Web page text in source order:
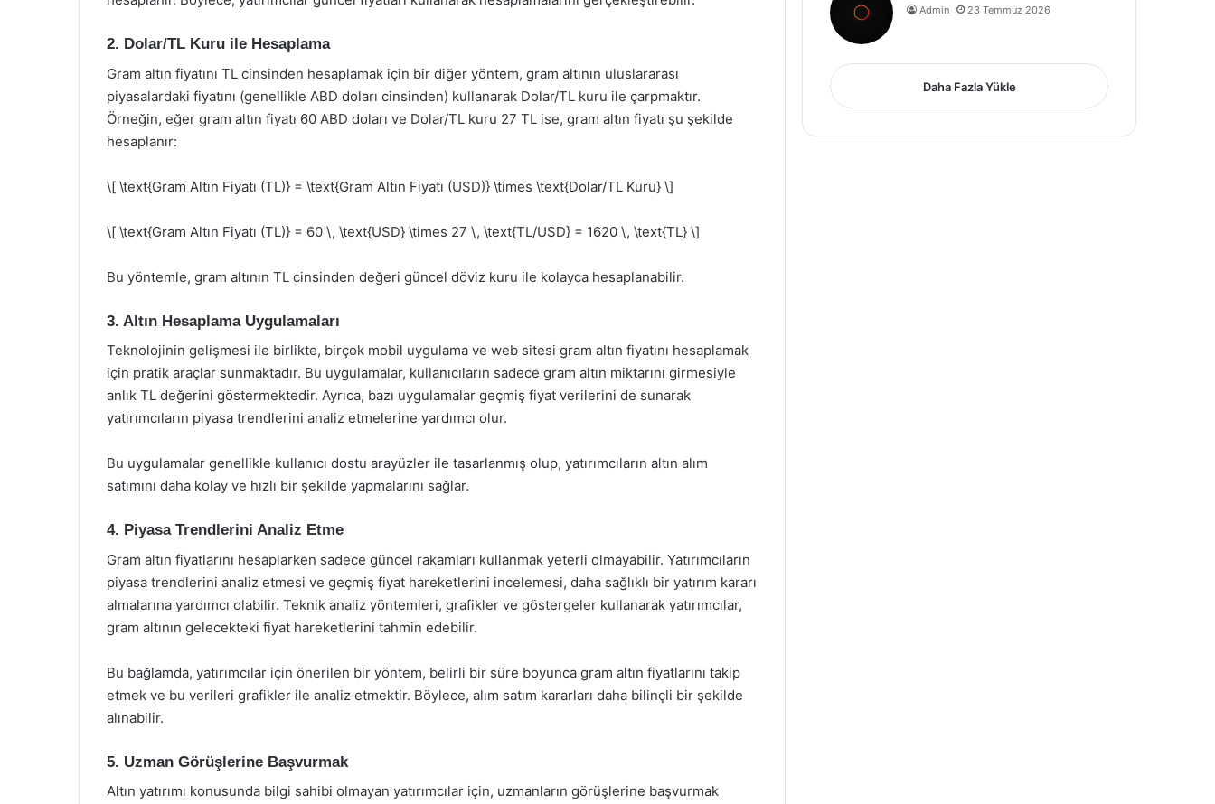
2. Dolar/TL Kuru ile Hesaplama
Gram altın fiyatını TL cinsinden hesaplamak için bir diğer yöntem, gram altının uluslararası
piyasalardaki fiyatını (genellikle ABD doları cinsinden) kullanarak Dolar/TL kuru ile çarpmaktır.
Örneğin, eğer gram altın fiyatı 60 ABD doları ve Dolar/TL kuru 27 TL ise, gram altın fiyatı şu şekilde
hesaplanır:
\[ \text{Gram Altın Fiyatı (TL)} = \text{Gram Altın Fiyatı (USD)} \times \text{Dolar/TL Kuru} \]
\[ \text{Gram Altın Fiyatı (TL)} = 60 \, \text{USD} \times 27 \, \text{TL/USD} = 1620 \, \text{TL} \]
Bu yöntemle, gram altının TL cinsinden değeri güncel döviz kuru ile kolayca hesaplanabilir.
3. Altın Hesaplama Uygulamaları
Teknolojinin gelişmesi ile birlikte, birçok mobil uygulama ve web sitesi gram altın fiyatını hesaplamak
için pratik araçlar sunmaktadır. Bu uygulamalar, kullanıcıların sadece gram altın miktarını girmesiyle
anlık TL değerini göstermektedir. Ayrıca, bazı uygulamalar geçmiş fiyat verilerini de sunarak
yatırımcıların piyasa trendlerini analiz etmelerine yardımcı olur.
Bu uygulamalar genellikle kullanıcı dostu arayüzler ile tasarlanmış olup, yatırımcıların altın alım
satımını daha kolay ve hızlı bir şekilde yapmalarını sağlar.
4. Piyasa Trendlerini Analiz Etme
Gram altın fiyatlarını hesaplarken sadece güncel rakamları kullanmak yeterli olmayabilir. Yatırımcıların
piyasa trendlerini analiz etmesi ve geçmiş fiyat hareketlerini incelemesi, daha sağlıklı bir yatırım kararı
almalarına yardımcı olabilir. Teknik analiz yöntemleri, grafikler ve göstergeler kullanarak yatırımcılar,
gram altının gelecekteki fiyat hareketlerini tahmin edebilir.
Bu bağlamda, yatırımcılar için önerilen bir yöntem, belirli bir süre boyunca gram altın fiyatlarını takip
etmek ve bu verileri grafikler ile analiz etmektir. Böylece, alım satım kararları daha bilinçli bir şekilde
alınabilir.
5. Uzman Görüşlerine Başvurmak
Altın yatırımı konusunda bilgi sahibi olmayan yatırımcılar için, uzmanların görüşlerine başvurmak
Admin 23 Temmuz 2026
Daha Fazla Yükle